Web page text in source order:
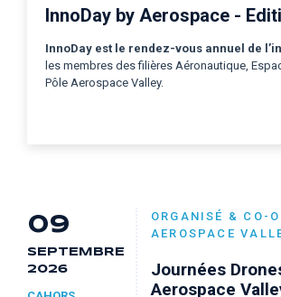
InnoDay by Aerospace -
InnoDay est le rendez-vous annuel de
les membres des filières Aéronautique,
Pôle Aerospace Valley.
09
SEPTEMBRE
2026
ORGANISÉ & CO-
AEROSPACE
Journées
Aerospace